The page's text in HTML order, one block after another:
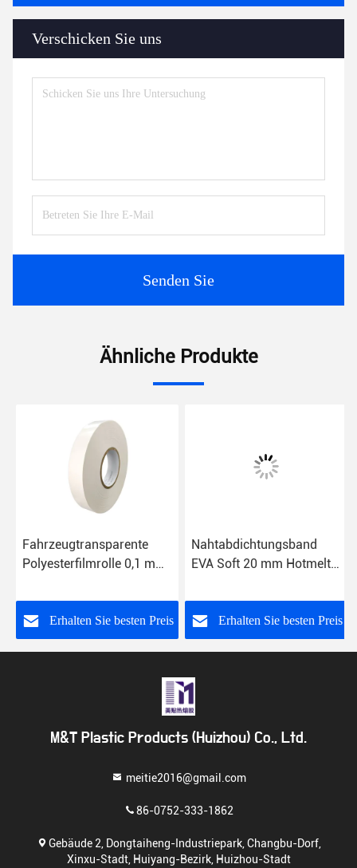
Verschicken Sie uns
Senden Sie
Ähnliche Produkte
Fahrzeugtransparente
Polyesterfilmrolle 0,1 mm
Erhalten Sie besten Preis
Nahtabdichtungsband
EVA Soft 20 mm Hotmelt-
Laminat
Erhalten Sie besten Preis
M&T Plastic Products (Huizhou) Co., Ltd.
meitie2016@gmail.com
86-0752-333-1862
Gebäude 2, Dongtaiheng-Industriepark, Changbu-Dorf,
Xinxu-Stadt, Huiyang-Bezirk, Huizhou-Stadt